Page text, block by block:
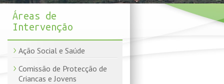
Áreas de
Intervenção
Ação Social e Saúde
Comissão de Protecção de
Criancas e Jovens